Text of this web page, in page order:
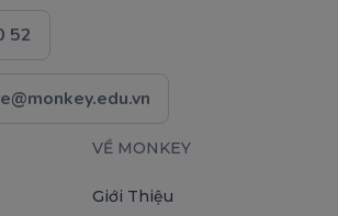
52
VỀ MONKEY
Giới Thiệu